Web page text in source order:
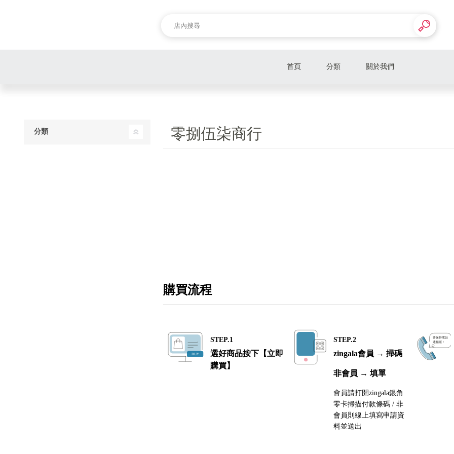
首頁 分類 關於我們
零捌伍柒商行
購買流程
STEP.1
選好商品按下【立即
購買】
STEP.2
zingala會員 → 掃碼
非會員 → 填單
會員請打開zingala銀角
零卡掃描付款條碼 / 非
會員則線上填寫申請資
料並送出
分類